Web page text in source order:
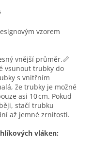
vzorem
vnější průměr.📏
vsunout trubky do
s vnitřním
že trubky je možné
asi 10 cm. Pokud
stačí trubku
až jemné zrnitosti.
vláken: